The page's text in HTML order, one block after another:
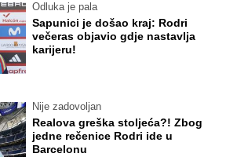
Odluka je pala
Sapunici je došao kraj: Rodri
večeras objavio gdje nastavlja
karijeru!
Nije zadovoljan
Realova greška stoljeća?! Zbog
jedne rečenice Rodri ide u
Barcelonu